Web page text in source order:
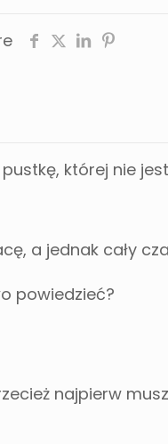
której nie
a jednak cały
powiedzieć?
najpierw